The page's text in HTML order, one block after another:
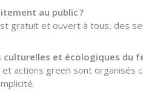
au public ?
gratuit et ouvert à tous, des
et écologiques du
actions green sont organisés